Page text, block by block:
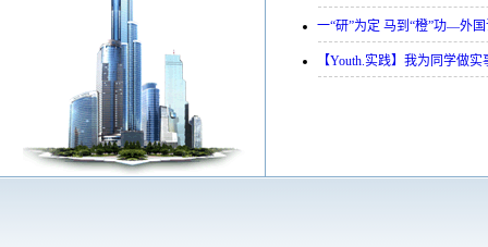
一“研”为定 马到“橙”功—外
【Youth.实践】我为同学做实